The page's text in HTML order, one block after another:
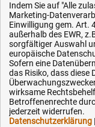
Service
AGB /
Datenschutz
Impressum
Karriere
OEM-Ersatzteile
Technik-Hilfe
Indem Sie auf "Alle
Marketing-
Einwilligung gem. Art.
außerhalb des EWR,
sorgfältiger Auswahl
europäische
Sofern eine
das Risiko, dass diese
wirksame
Betroffenenrechte
jederzeit widerrufen.
Datenschutzerklärung |